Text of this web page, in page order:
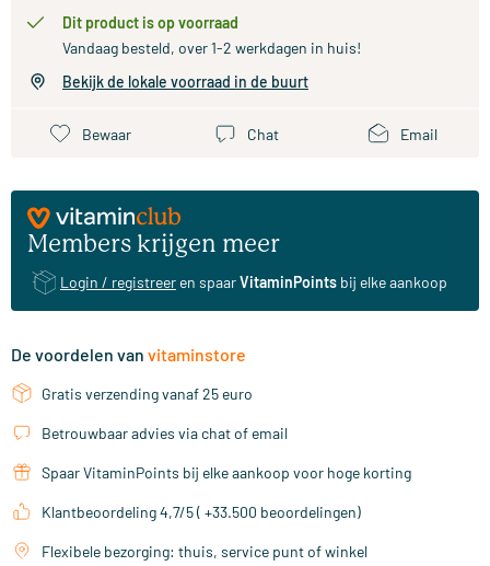
Dit product is op voorraad
Vandaag besteld, over 1-2 werkdagen in huis!
Bekijk de lokale voorraad in de buurt
Bewaar Chat Email
Members krijgen meer
Login / registreer en spaarVitaminPoints bij elke aankoop
De voordelen van vitaminstore
Gratis verzending vanaf 25 euro
Betrouwbaar advies via chat of email
Spaar VitaminPoints bij elke aankoop voor hoge korting
Klantbeoordeling 4,7/5 ( +33.500 beoordelingen)
Flexibele bezorging: thuis, service punt of winkel